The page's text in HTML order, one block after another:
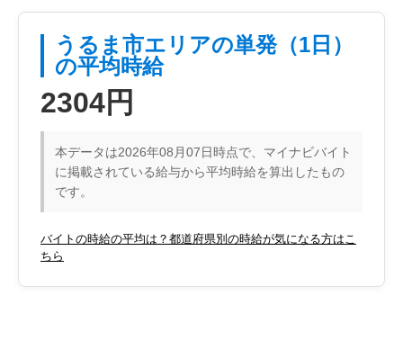
うるま市エリアの単発（1日）
の平均時給
2304円
本データは2026年08月07日時点で、マイナビバイト
に掲載されている給与から平均時給を算出したもの
です。
バイトの時給の平均は？都道府県別の時給が気になる方はこ
ちら